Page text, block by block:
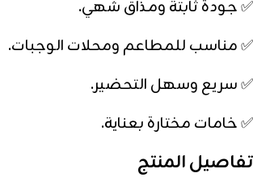
✅ جودة ثابتة ومذاق شهي.
✅ مناسب للمطاعم ومحلات الوجبات.
✅ سريع وسهل التحضير.
✅ خامات مختارة بعناية.
تفاصيل المنتج